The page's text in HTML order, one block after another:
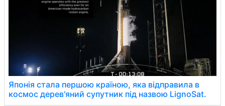
Японія стала першою країною, яка відправила в
космос дерев'яний супутник під назвою LignoSat.